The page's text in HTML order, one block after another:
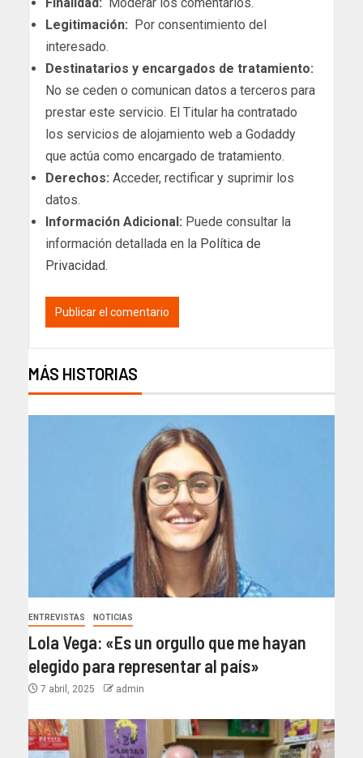
Finalidad: Moderar los comentarios.
Legitimación: Por consentimiento del
interesado.
Destinatarios y encargados de tratamiento:
No se ceden o comunican datos a terceros para
prestar este servicio. El Titular ha contratado
los servicios de alojamiento web a Godaddy
que actúa como encargado de tratamiento.
Derechos: Acceder, rectificar y suprimir los
datos.
Información Adicional: Puede consultar la
información detallada en la Política de
Privacidad.
MÁS HISTORIAS
ENTREVISTAS NOTICIAS
Lola Vega: «Es un orgullo que me hayan
elegido para representar al país»
7 abril, 2025 admin